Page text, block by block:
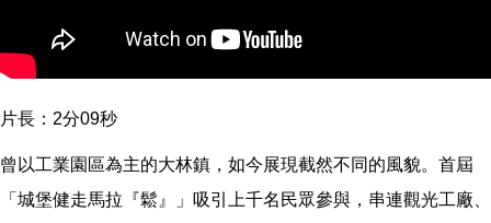
片長：2分09秒
曾以工業園區為主的大林鎮，如今展現截然不同的風貌。首屆
「城堡健走馬拉『鬆』」吸引上千名民眾參與，串連觀光工廠、